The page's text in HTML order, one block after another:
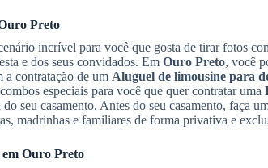
Preto
incrível para você que gosta de tirar fotos
e dos seus convidados. Em Ouro Preto, você
contratação de um Aluguel de limousine para
especiais para você que quer contratar uma
seu casamento. Antes do seu casamento, faça
madrinhas e familiares de forma privativa e
Ouro Preto